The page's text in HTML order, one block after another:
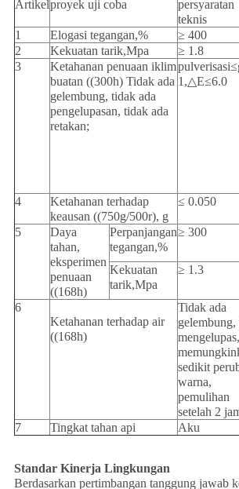
Artikelproyek uji coba
persyaratan
teknis
1
Elogasi tegangan,% ≥ 400
2
Kekuatan tarik,Mpa ≥ 1.8
3
Ketahanan penuaan iklim
buatan ((300h) Tidak ada
gelembung, tidak ada
pengelupasan, tidak ada
retakan;
1,△E≤6.0
4
Ketahanan terhadap
keausan ((750g/500r), g
≤ 0.050
5
Daya
tahan,
eksperimen
penuaan
((168h)
Perpanjangan
tegangan,%
≥ 300
Kekuatan
tarik,Mpa
≥ 1.3
6
Ketahanan terhadap air
((168h)
Tidak ada
mengelupas,
sedikit
warna,
pemulihan
setelah 2
7 Tingkat tahan api Aku
Standar Kinerja Lingkungan
Berdasarkan pertimbangan tanggung jawab